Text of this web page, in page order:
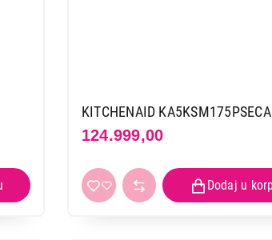
KITCHENAID KA5KSM175PSECA
124.999,00
MMC 1500 PS
dodat u korpu.
0,00